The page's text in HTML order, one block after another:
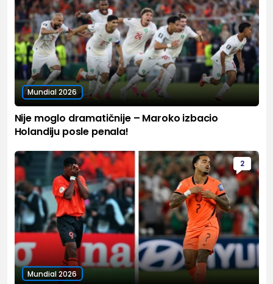
Mundial 2026
Nije moglo dramatičnije – Maroko izbacio
Holandiju posle penala!
2
Mundial 2026